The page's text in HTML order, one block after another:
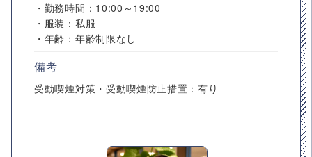
・勤務時間：10:00～19:00
・服装：私服
・年齢：年齢制限なし
備考
受動喫煙対策・受動喫煙防止措置：有り